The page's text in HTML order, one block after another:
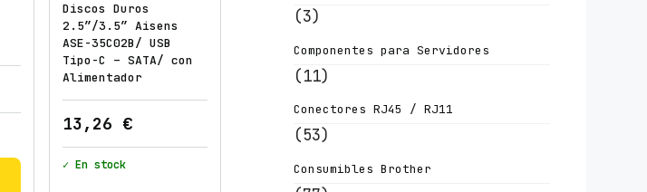
Discos Duros
2.5″/3.5″ Aisens
ASE-35C02B/ USB
Tipo-C – SATA/ con
Alimentador
13,26 €
✓ En stock
(3)
Componentes para Servidores
(11)
Conectores RJ45 / RJ11
(53)
Consumibles Brother